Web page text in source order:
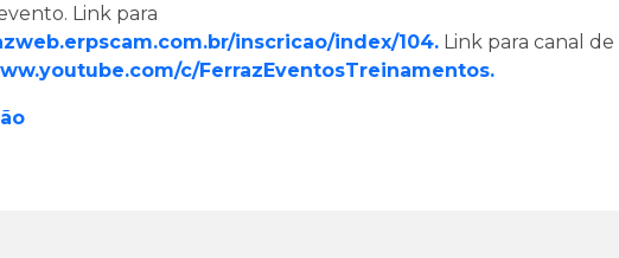
Link para
inscricao/index/104. Link para canal de
c/FerrazEventosTreinamentos.